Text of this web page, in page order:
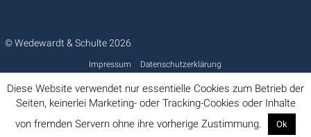
© Wedewardt & Schulte 2026
Impressum Datenschutzerklärung
Diese Website verwendet nur essentielle Cookies zum Betrieb der
Seiten, keinerlei Marketing- oder Tracking-Cookies oder Inhalte
von fremden Servern ohne ihre vorherige Zustimmung.
Ok